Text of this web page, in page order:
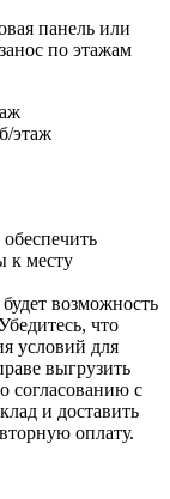
панель или
по этажам
этаж
к месту
возможность
что
условий для
выгрузить
согласованию с
и доставить
оплату.